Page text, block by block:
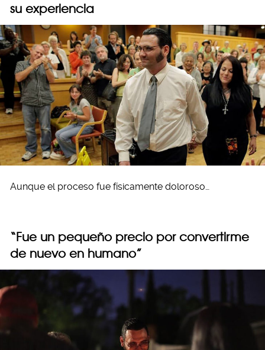
su experiencia
Aunque el proceso fue físicamente doloroso…
“Fue un pequeño precio por convertirme
de nuevo en humano”